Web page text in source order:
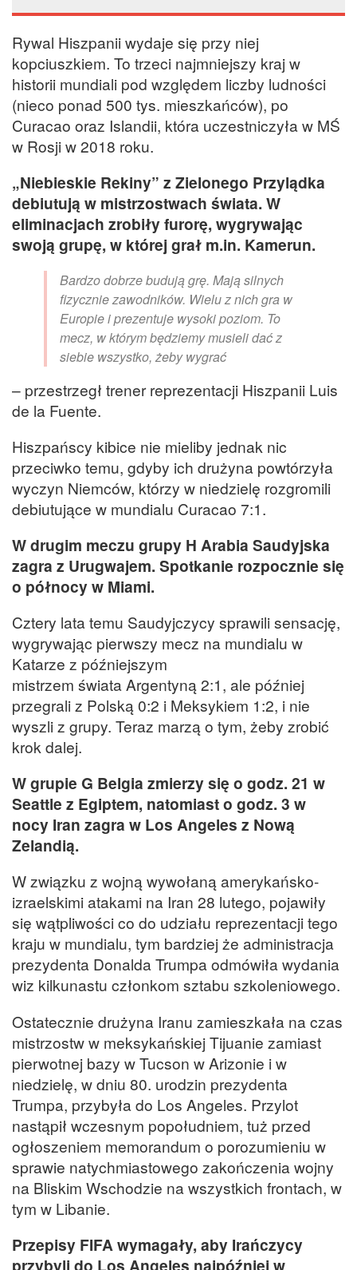
Rywal Hiszpanii wydaje się przy niej
kopciuszkiem. To trzeci najmniejszy kraj w
historii mundiali pod względem liczby ludności
(nieco ponad 500 tys. mieszkańców), po
Curacao oraz Islandii, która uczestniczyła w MŚ
w Rosji w 2018 roku.
„Niebieskie Rekiny” z Zielonego Przylądka
debiutują w mistrzostwach świata. W
eliminacjach zrobiły furorę, wygrywając
swoją grupę, w której grał m.in. Kamerun.
Bardzo dobrze budują grę. Mają silnych
fizycznie zawodników. Wielu z nich gra w
Europie i prezentuje wysoki poziom. To
mecz, w którym będziemy musieli dać z
siebie wszystko, żeby wygrać
– przestrzegł trener reprezentacji Hiszpanii Luis
de la Fuente.
Hiszpańscy kibice nie mieliby jednak nic
przeciwko temu, gdyby ich drużyna powtórzyła
wyczyn Niemców, którzy w niedzielę rozgromili
debiutujące w mundialu Curacao 7:1.
W drugim meczu grupy H Arabia Saudyjska
zagra z Urugwajem. Spotkanie rozpocznie się
o północy w Miami.
Cztery lata temu Saudyjczycy sprawili sensację,
wygrywając pierwszy mecz na mundialu w
Katarze z późniejszym
mistrzem świata Argentyną 2:1, ale później
przegrali z Polską 0:2 i Meksykiem 1:2, i nie
wyszli z grupy. Teraz marzą o tym, żeby zrobić
krok dalej.
W grupie G Belgia zmierzy się o godz. 21 w
Seattle z Egiptem, natomiast o godz. 3 w
nocy Iran zagra w Los Angeles z Nową
Zelandią.
W związku z wojną wywołaną amerykańsko-
izraelskimi atakami na Iran 28 lutego, pojawiły
się wątpliwości co do udziału reprezentacji tego
kraju w mundialu, tym bardziej że administracja
prezydenta Donalda Trumpa odmówiła wydania
wiz kilkunastu członkom sztabu szkoleniowego.
Ostatecznie drużyna Iranu zamieszkała na czas
mistrzostw w meksykańskiej Tijuanie zamiast
pierwotnej bazy w Tucson w Arizonie i w
niedzielę, w dniu 80. urodzin prezydenta
Trumpa, przybyła do Los Angeles. Przylot
nastąpił wczesnym popołudniem, tuż przed
ogłoszeniem memorandum o porozumieniu w
sprawie natychmiastowego zakończenia wojny
na Bliskim Wschodzie na wszystkich frontach, w
tym w Libanie.
Przepisy FIFA wymagały, aby Irańczycy
przybyli do Los Angeles najpóźniej w